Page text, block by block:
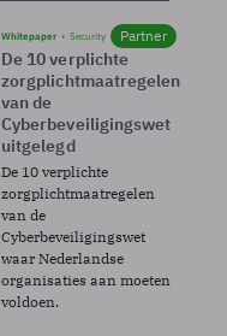
Whitepaper Security Partner
De 10 verplichte
zorgplichtmaatregelen
van de
Cyberbeveiligingswet
uitgelegd
De 10 verplichte
zorgplichtmaatregelen
van de
Cyberbeveiligingswet
waar Nederlandse
organisaties aan moeten
voldoen.